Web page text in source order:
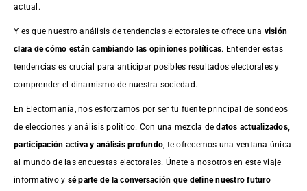
actual.
Y es que nuestro análisis de tendencias electorales te ofrece una visión
clara de cómo están cambiando las opiniones políticas. Entender estas
tendencias es crucial para anticipar posibles resultados electorales y
comprender el dinamismo de nuestra sociedad.
En Electomanía, nos esforzamos por ser tu fuente principal de sondeos
de elecciones y análisis político. Con una mezcla dedatos actualizados,
participación activa y análisis profundo, te ofrecemos una ventana única
al mundo de las encuestas electorales. Únete a nosotros en este viaje
informativo y sé parte de la conversación que define nuestro futuro